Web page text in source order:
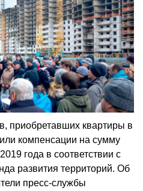
приобретавших квартиры в
компенсации на сумму
года в соответствии с
развития территорий. Об
пресс-службы